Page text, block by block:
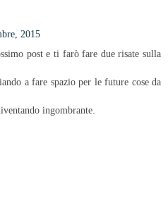
2015
post e ti farò fare due risate sulla
a fare spazio per le future cose da
ingombrante.